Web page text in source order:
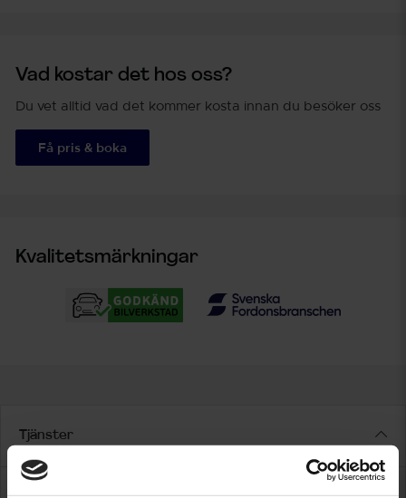
Vad kostar det hos oss?
Du vet alltid vad det kommer kosta innan du besöker oss
Få pris & boka
Kvalitetsmärkningar
Tjänster